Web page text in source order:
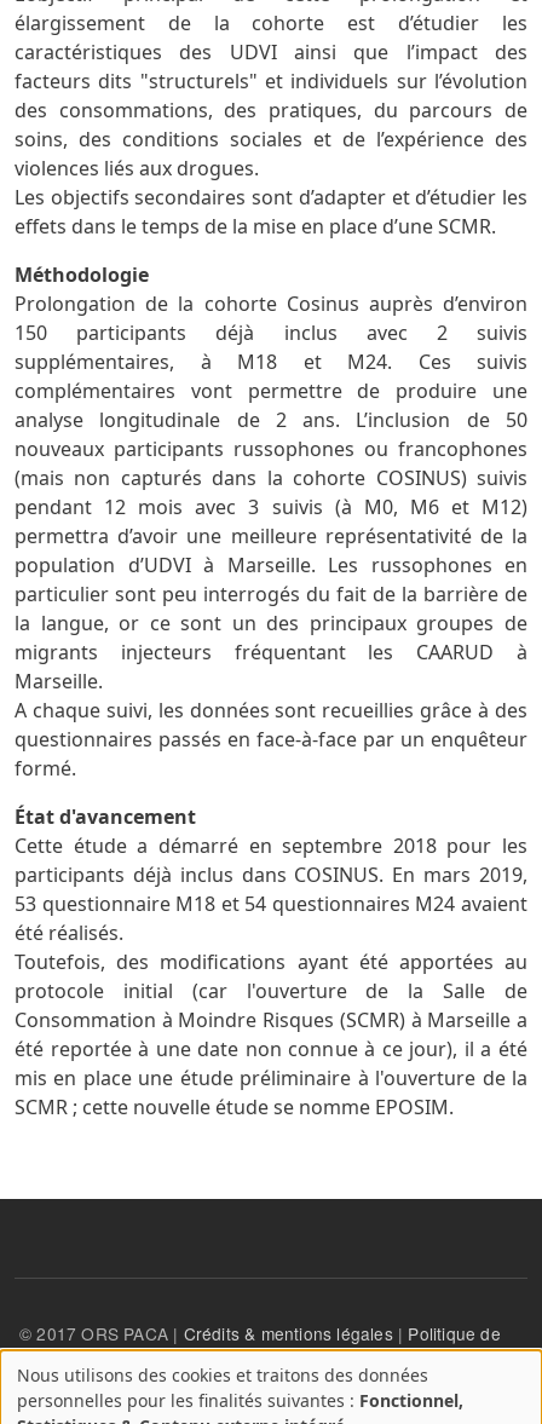
élargissement de la cohorte est d’étudier les
caractéristiques des UDVI ainsi que l’impact des
facteurs dits "structurels" et individuels sur l’évolution
des consommations, des pratiques, du parcours de
soins, des conditions sociales et de l’expérience des
violences liés aux drogues.
Les objectifs secondaires sont d’adapter et d’étudier les
effets dans le temps de la mise en place d’une SCMR.
Méthodologie
Prolongation de la cohorte Cosinus auprès d’environ
150 participants déjà inclus avec 2 suivis
supplémentaires, à M18 et M24. Ces suivis
complémentaires vont permettre de produire une
analyse longitudinale de 2 ans. L’inclusion de 50
nouveaux participants russophones ou francophones
(mais non capturés dans la cohorte COSINUS) suivis
pendant 12 mois avec 3 suivis (à M0, M6 et M12)
permettra d’avoir une meilleure représentativité de la
population d’UDVI à Marseille. Les russophones en
particulier sont peu interrogés du fait de la barrière de
la langue, or ce sont un des principaux groupes de
migrants injecteurs fréquentant les CAARUD à
Marseille.
A chaque suivi, les données sont recueillies grâce à des
questionnaires passés en face-à-face par un enquêteur
formé.
État d'avancement
Cette étude a démarré en septembre 2018 pour les
participants déjà inclus dans COSINUS. En mars 2019,
53 questionnaire M18 et 54 questionnaires M24 avaient
été réalisés.
Toutefois, des modifications ayant été apportées au
protocole initial (car l'ouverture de la Salle de
Consommation à Moindre Risques (SCMR) à Marseille a
été reportée à une date non connue à ce jour), il a été
mis en place une étude préliminaire à l'ouverture de la
SCMR ; cette nouvelle étude se nomme EPOSIM.
© 2017 ORS PACA | Crédits & mentions légales| Politique de
confidentialité
A
Nous utilisons des cookies et traitons des données
personnelles pour les finalités suivantes : Fonctionnel,